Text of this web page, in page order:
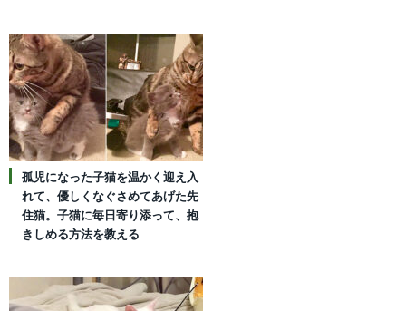
孤児になった子猫を温かく迎え入
れて、優しくなぐさめてあげた先
住猫。子猫に毎日寄り添って、抱
きしめる方法を教える